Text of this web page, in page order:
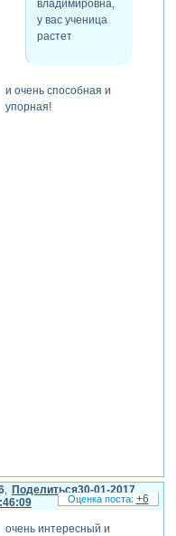
владимировна,
у вас ученица
растет
и очень способная и
упорная!
Поделиться30-01-2017
очень интересный и
+6